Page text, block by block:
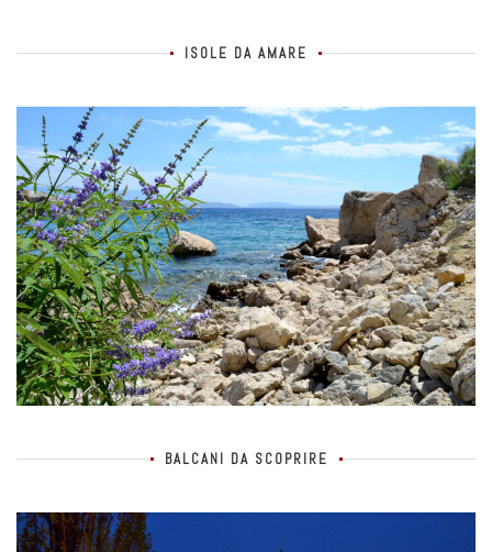
ISOLE DA AMARE
BALCANI DA SCOPRIRE